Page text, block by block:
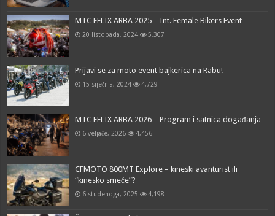
MTC FELIX ARBA 2025 – Int. Female Bikers Event
20 listopada, 2024 5,307
Prijavi se za moto event bajkerica na Rabu!
15 siječnja, 2024 4,729
MTC FELIX ARBA 2026 – Program i satnica događanja
6 veljače, 2026 4,456
CFMOTO 800MT Explore – kineski avanturist ili
“kinesko smeće”?
6 studenoga, 2025 4,198